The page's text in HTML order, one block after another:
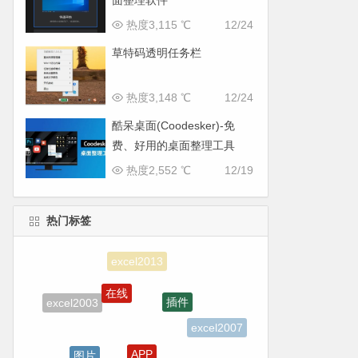
12/24
热度3,115 ℃
草特码透明任务栏
12/24
热度3,148 ℃
酷呆桌面(Coodesker)-免
费、好用的桌面整理工具
12/19
热度2,552 ℃
热门标签
excel2003
在线
插件
excel2007
图片